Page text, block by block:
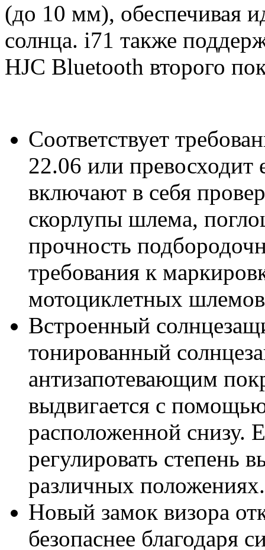
(до 10 мм), обеспечивая
солнца. i71 также
HJC Bluetooth второго
Соответствует
22.06 или превосходит
включают в себя
скорлупы шлема,
прочность
требования к
мотоциклетных
Встроенный
тонированный
антизапотевающим
выдвигается с
расположенной снизу.
регулировать степень
различных положениях.
Новый замок визора
безопаснее благодаря